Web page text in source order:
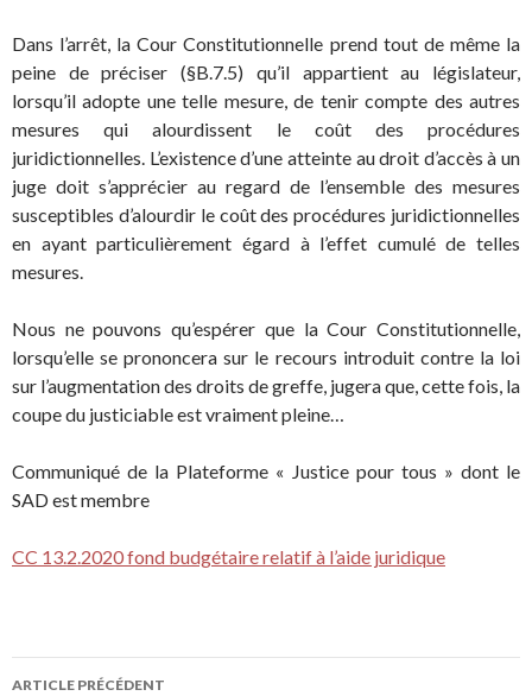
Dans l’arrêt, la Cour Constitutionnelle prend tout de même la
peine de préciser (§B.7.5) qu’il appartient au législateur,
lorsqu’il adopte une telle mesure, de tenir compte des autres
mesures qui alourdissent le coût des procédures
juridictionnelles. L’existence d’une atteinte au droit d’accès à un
juge doit s’apprécier au regard de l’ensemble des mesures
susceptibles d’alourdir le coût des procédures juridictionnelles
en ayant particulièrement égard à l’effet cumulé de telles
mesures.
Nous ne pouvons qu’espérer que la Cour Constitutionnelle,
lorsqu’elle se prononcera sur le recours introduit contre la loi
sur l’augmentation des droits de greffe, jugera que, cette fois, la
coupe du justiciable est vraiment pleine…
Communiqué de la Plateforme « Justice pour tous » dont le
SAD est membre
CC 13.2.2020 fond budgétaire relatif à l’aide juridique
ARTICLE PRÉCÉDENT